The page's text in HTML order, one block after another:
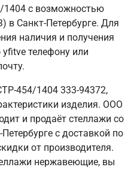
1404 с возможностью
Санкт‑Петербурге. Для
наличия и получения
телефону или
454/1404 333-94372,
изделия. ООО
и продаёт стеллажи со
с доставкой по
от производителя.
нержавеющие, вы